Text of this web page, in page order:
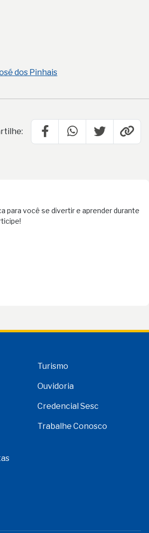
dos Pinhais
para você se divertir e aprender durante
Turismo
Ouvidoria
Credencial Sesc
Trabalhe Conosco